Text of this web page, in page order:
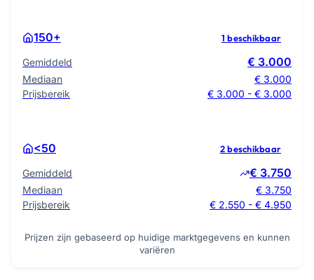
150+ 1 beschikbaar
Gemiddeld € 3.000
Mediaan
€ 3.000
Prijsbereik
€ 3.000 - € 3.000
<50 2 beschikbaar
Gemiddeld € 3.750
Mediaan
€ 3.750
Prijsbereik
€ 2.550 - € 4.950
Prijzen zijn gebaseerd op huidige marktgegevens en kunnen
variëren